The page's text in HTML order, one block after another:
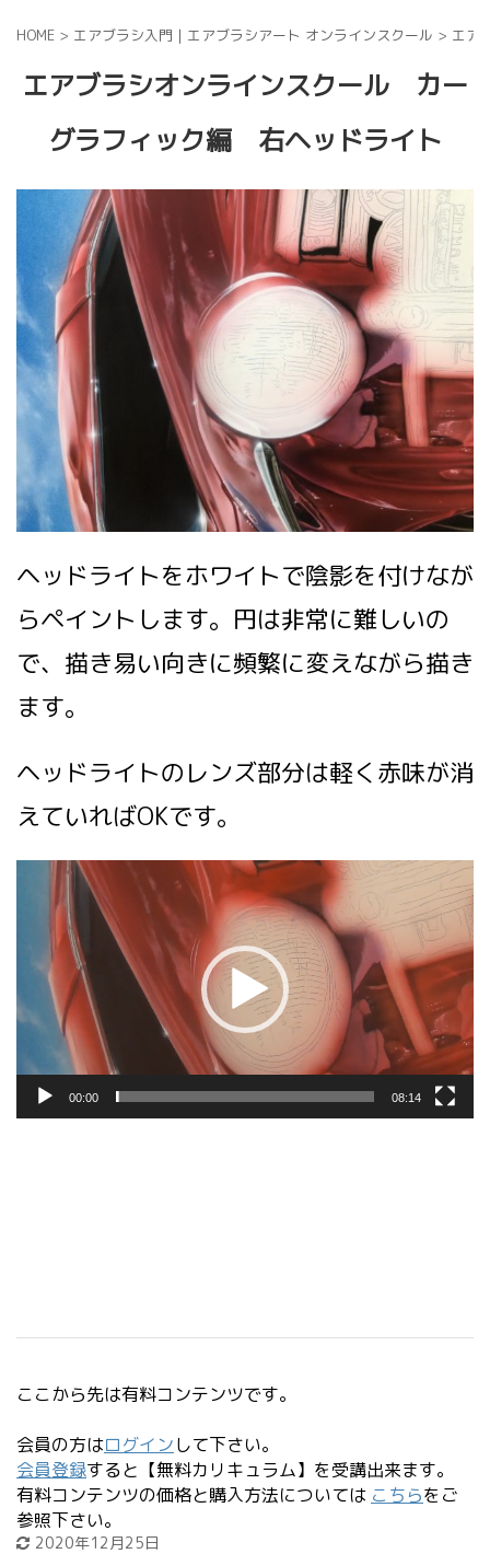
HOME > エアブラシ入門｜エアブラシアート オンラインスクール > エア
エアブラシオンラインスクール カー
グラフィック編 右ヘッドライト
ヘッドライトをホワイトで陰影を付けなが
らペイントします。円は非常に難しいの
で、描き易い向きに頻繁に変えながら描き
ます。
ヘッドライトのレンズ部分は軽く赤味が消
えていればOKです。
ヤ
ー
00:00 08:14
ここから先は有料コンテンツです。
会員の方はログインして下さい。
会員登録すると【無料カリキュラム】を受講出来ます。
有料コンテンツの価格と購入方法については こちらをご
参照下さい。
2020年12月25日